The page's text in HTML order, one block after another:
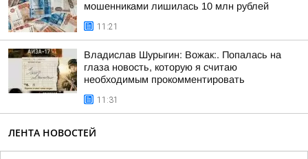
мошенниками лишилась 10 млн рублей
11:21
Владислав Шурыгин: Вожак:. Попалась на
глаза новость, которую я считаю
необходимым прокомментировать
11:31
ЛЕНТА НОВОСТЕЙ